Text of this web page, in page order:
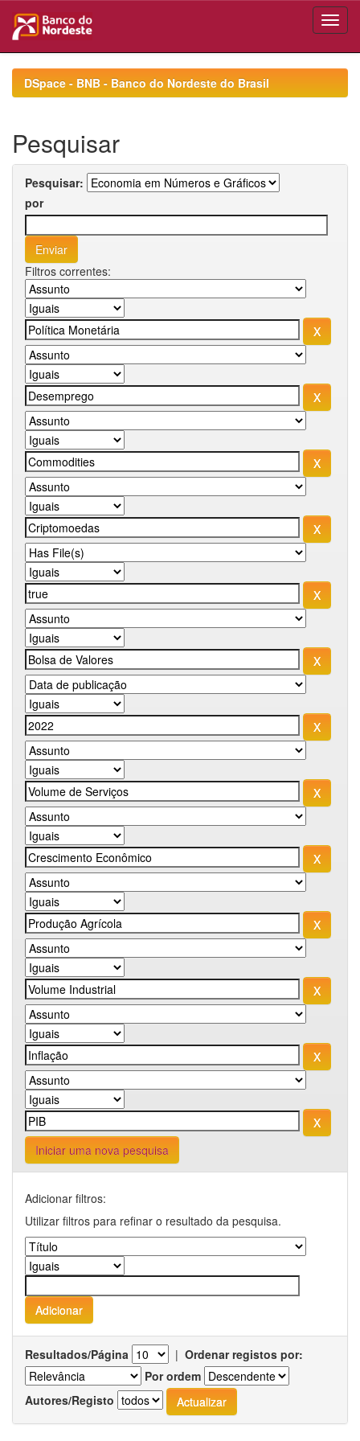
navigationDSpace - BNB - Banco do Nordeste do Brasil
Pesquisar
Pesquisar:
por
Filtros correntes:
Iniciar uma nova pesquisa
Adicionar filtros:
Utilizar filtros para refinar o resultado da pesquisa.
Resultados/Página | Ordenar registos por:
Por ordem
Autores/Registo